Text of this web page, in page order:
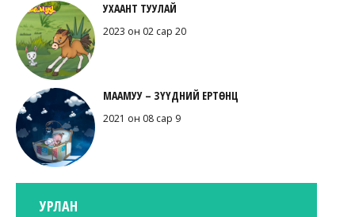
УХААНТ ТУУЛАЙ
2023 он 02 сар 20
МААМУУ – ЗҮҮДНИЙ ЕРТӨНЦ
2021 он 08 сар 9
УРЛАН